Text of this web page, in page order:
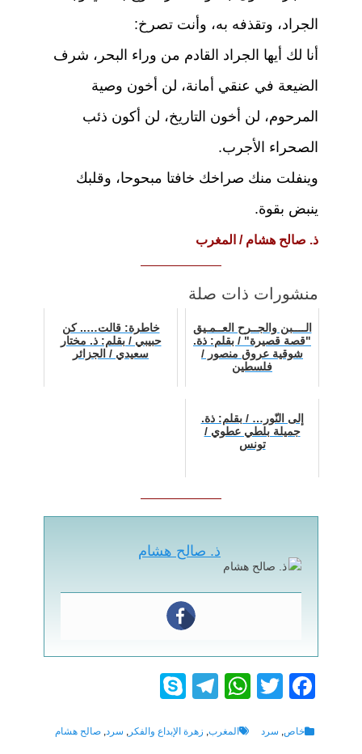
الجراد، وتقذفه به، وأنت تصرخ:
أنا لك أيها الجراد القادم من وراء البحر، شرف
الضيعة في عنقي أمانة، لن أخون وصية
المرحوم، لن أخون التاريخ، لن أكون ذئب
الصحراء الأجرب.
وينفلت منك صراخك خافتا مبحوحا، وقلبك
ينبض بقوة.
ذ. صالح هشام / المغرب
منشورات ذات صلة
الــــبن والجــرح العــمـيق
"قصة قصيرة" / بقلم: ذة.
شوقية عروق منصور /
فلسطين
خاطرة: قالت….. كن
حبيبي / بقلم: ذ. مختار
سعيدي / الجزائر
إلى النّور… / بقلم: ذة.
جميلة بلطي عطوي /
تونس
ذ. صالح هشام
F
c
T
tt
W
at
T
e
p
Categories
خاص, سرد Tagsالمغرب, زهرة الإبداع والفكر , سرد, صالح هشام